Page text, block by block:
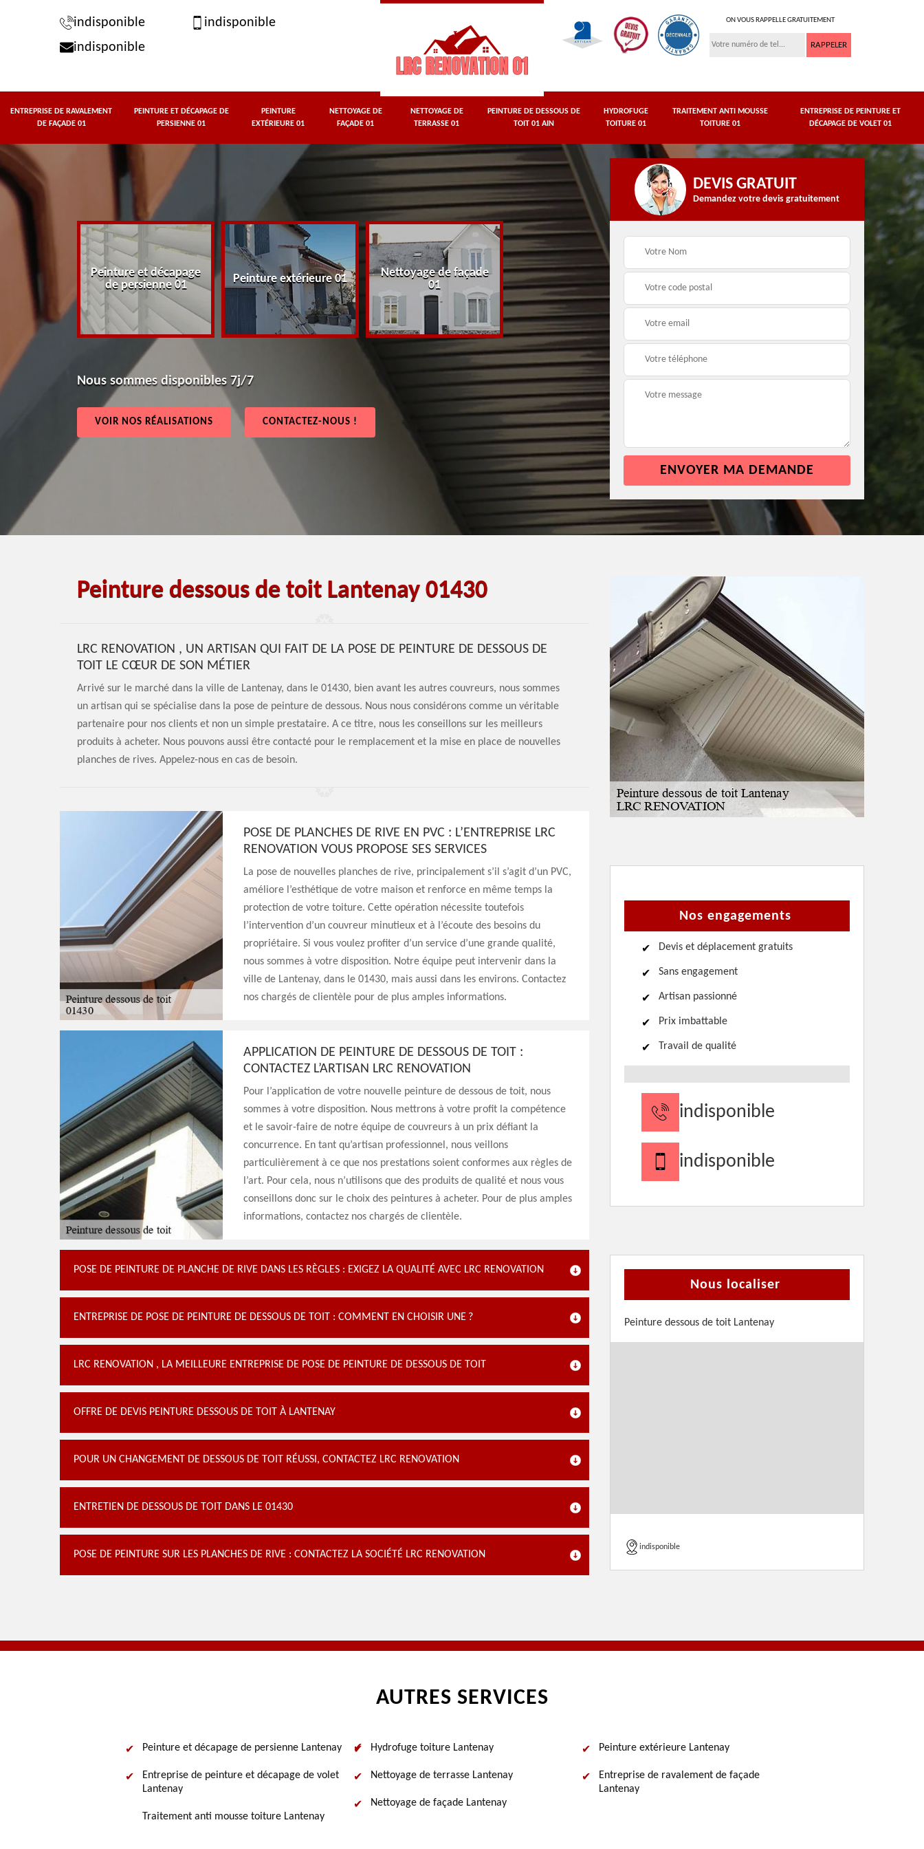
indisponible
indisponible
indisponible
ON VOUS RAPPELLE GRATUITEMENT
ENTREPRISE DE RAVALEMENT
DE FAÇADE 01
PEINTURE ET DÉCAPAGE DE
PERSIENNE 01
PEINTURE
EXTÉRIEURE 01
NETTOYAGE DE
FAÇADE 01
NETTOYAGE DE
TERRASSE 01
PEINTURE DE DESSOUS DE
TOIT 01 AIN
HYDROFUGE
TOITURE 01
TRAITEMENT ANTI MOUSSE
TOITURE 01
ENTREPRISE DE PEINTURE ET
DÉCAPAGE DE VOLET 01
façade
Peinture et décapage
de persienne 01
Peinture extérieure 01
Nettoyage de façade
01
Nettoyage de terrasse
01
Peinture de dessous
de toit 01 Ain
Hydrofuge toiture 01
Nous sommes disponibles 7j/7
VOIR NOS RÉALISATIONS CONTACTEZ-NOUS !
DEVIS GRATUIT
Demandez votre devis gratuitement
Peinture dessous de toit Lantenay 01430
LRC RENOVATION , UN ARTISAN QUI FAIT DE LA POSE DE PEINTURE DE DESSOUS DE
TOIT LE CŒUR DE SON MÉTIER
Arrivé sur le marché dans la ville de Lantenay, dans le 01430, bien avant les autres couvreurs, nous sommes
un artisan qui se spécialise dans la pose de peinture de dessous. Nous nous considérons comme un véritable
partenaire pour nos clients et non un simple prestataire. A ce titre, nous les conseillons sur les meilleurs
produits à acheter. Nous pouvons aussi être contacté pour le remplacement et la mise en place de nouvelles
planches de rives. Appelez-nous en cas de besoin.
POSE DE PLANCHES DE RIVE EN PVC : L’ENTREPRISE LRC
RENOVATION VOUS PROPOSE SES SERVICES
La pose de nouvelles planches de rive, principalement s’il s’agit d’un PVC,
améliore l’esthétique de votre maison et renforce en même temps la
protection de votre toiture. Cette opération nécessite toutefois
l’intervention d’un couvreur minutieux et à l’écoute des besoins du
propriétaire. Si vous voulez profiter d’un service d’une grande qualité,
nous sommes à votre disposition. Notre équipe peut intervenir dans la
ville de Lantenay, dans le 01430, mais aussi dans les environs. Contactez
nos chargés de clientèle pour de plus amples informations.
APPLICATION DE PEINTURE DE DESSOUS DE TOIT :
CONTACTEZ L’ARTISAN LRC RENOVATION
Pour l’application de votre nouvelle peinture de dessous de toit, nous
sommes à votre disposition. Nous mettrons à votre profit la compétence
et le savoir-faire de notre équipe de couvreurs à un prix défiant la
concurrence. En tant qu’artisan professionnel, nous veillons
particulièrement à ce que nos prestations soient conformes aux règles de
l’art. Pour cela, nous n’utilisons que des produits de qualité et nous vous
conseillons donc sur le choix des peintures à acheter. Pour de plus amples
informations, contactez nos chargés de clientèle.
POSE DE PEINTURE DE PLANCHE DE RIVE DANS LES RÈGLES : EXIGEZ LA QUALITÉ AVEC LRC RENOVATION
ENTREPRISE DE POSE DE PEINTURE DE DESSOUS DE TOIT : COMMENT EN CHOISIR UNE ?
LRC RENOVATION , LA MEILLEURE ENTREPRISE DE POSE DE PEINTURE DE DESSOUS DE TOIT
OFFRE DE DEVIS PEINTURE DESSOUS DE TOIT À LANTENAY
POUR UN CHANGEMENT DE DESSOUS DE TOIT RÉUSSI, CONTACTEZ LRC RENOVATION
ENTRETIEN DE DESSOUS DE TOIT DANS LE 01430
POSE DE PEINTURE SUR LES PLANCHES DE RIVE : CONTACTEZ LA SOCIÉTÉ LRC RENOVATION
Nos engagements
Devis et déplacement gratuits
Sans engagement
Artisan passionné
Prix imbattable
Travail de qualité
indisponible
indisponible
Nous localiser
Peinture dessous de toit Lantenay
indisponible
AUTRES SERVICES
Peinture et décapage de persienne Lantenay
Entreprise de peinture et décapage de volet
Lantenay
Traitement anti mousse toiture Lantenay
Hydrofuge toiture Lantenay
Nettoyage de terrasse Lantenay
Nettoyage de façade Lantenay
Peinture extérieure Lantenay
Entreprise de ravalement de façade
Lantenay